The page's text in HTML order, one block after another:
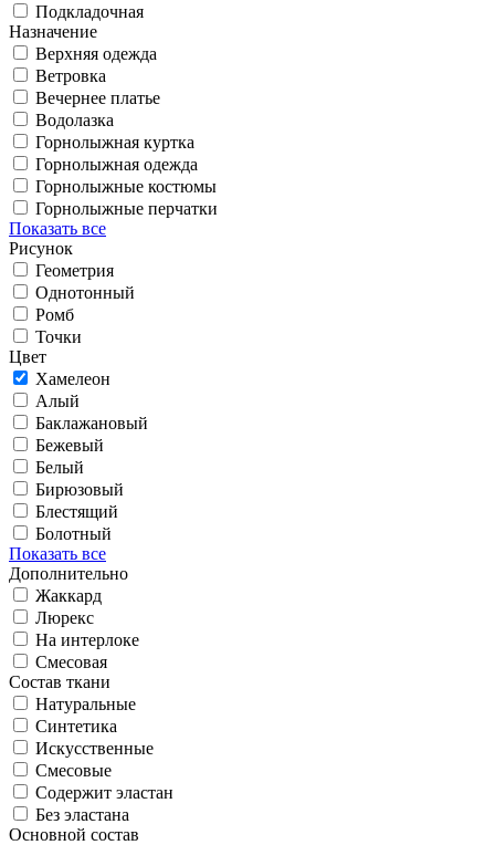
Подкладочная
Назначение
Верхняя одежда
Ветровка
Вечернее платье
Водолазка
Горнолыжная куртка
Горнолыжная одежда
Горнолыжные костюмы
Горнолыжные перчатки
Показать все
Рисунок
Геометрия
Однотонный
Ромб
Точки
Цвет
Хамелеон
Алый
Баклажановый
Бежевый
Белый
Бирюзовый
Блестящий
Болотный
Показать все
Дополнительно
Жаккард
Люрекс
На интерлоке
Смесовая
Состав ткани
Натуральные
Синтетика
Искусственные
Смесовые
Содержит эластан
Без эластана
Основной состав